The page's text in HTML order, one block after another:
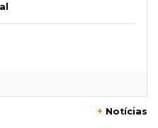
+ Notícias